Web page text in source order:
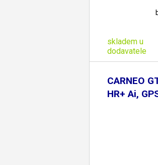
skladem u
dodavatele
CARNEO
HR+ Ai,